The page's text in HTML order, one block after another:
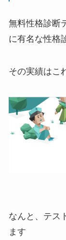
無料性格診断
に有名な性格
その実績はこ
なんと、テス
ます